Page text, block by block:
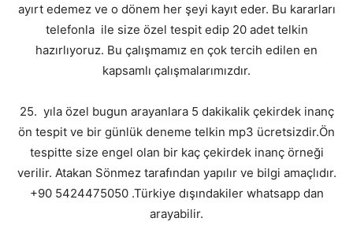
ayırt edemez ve o dönem her şeyi kayıt eder. Bu kararları
telefonla ile size özel tespit edip 20 adet telkin
hazırlıyoruz. Bu çalışmamız en çok tercih edilen en
kapsamlı çalışmalarımızdır.
25. yıla özel bugun arayanlara 5 dakikalik çekirdek inanç
ön tespit ve bir günlük deneme telkin mp3 ücretsizdir.Ön
tespitte size engel olan bir kaç çekirdek inanç örneği
verilir. Atakan Sönmez tarafından yapılır ve bilgi amaçlıdır.
+90 5424475050 .Türkiye dışındakiler whatsapp dan
arayabilir.